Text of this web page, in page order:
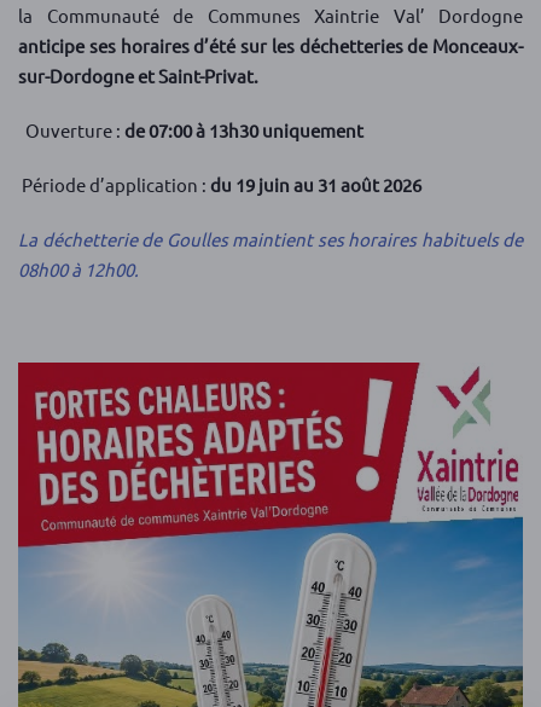
la Communauté de Communes Xaintrie Val’ Dordogne
anticipe ses horaires d’été sur les déchetteries de Monceaux-
sur-Dordogne et Saint-Privat.
Ouverture : de 07:00 à 13h30 uniquement
Période d’application : du 19 juin au 31 août 2026
La déchetterie de Goulles maintient ses horaires habituels de
08h00 à 12h00.